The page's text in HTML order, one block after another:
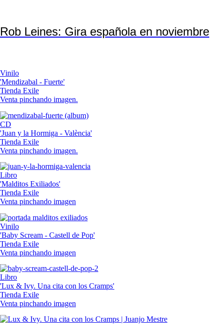
Rob Leines: Gira española en noviembre
Vinilo
'Mendizabal - Fuerte'
Tienda Exile
Venta pinchando imagen.
CD
'Juan y la Hormiga - València'
Tienda Exile
Venta pinchando imagen.
Libro
'Malditos Exiliados'
Tienda Exile
Venta pinchando imagen
Vinilo
'Baby Scream - Castell de Pop'
Tienda Exile
Venta pinchando imagen
Libro
'Lux & Ivy. Una cita con los Cramps'
Tienda Exile
Venta pinchando imagen